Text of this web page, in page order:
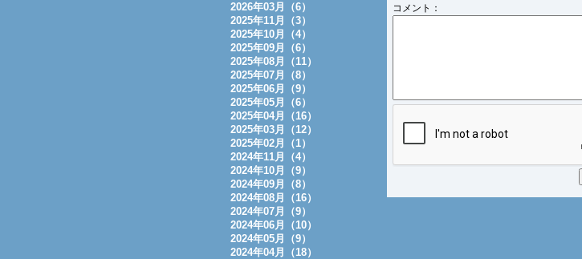
コメント：
2026年03月（6）
2025年11月（3）
2025年10月（4）
2025年09月（6）
2025年08月（11）
2025年07月（8）
2025年06月（9）
2025年05月（6）
2025年04月（16）
2025年03月（12）
2025年02月（1）
2024年11月（4）
2024年10月（9）
2024年09月（8）
2024年08月（16）
2024年07月（9）
2024年06月（10）
2024年05月（9）
2024年04月（18）